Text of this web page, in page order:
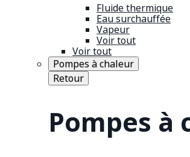
Fluide thermique
Eau surchauffée
Vapeur
Voir tout
Voir tout
Pompes à chaleur
Retour
Pompes à